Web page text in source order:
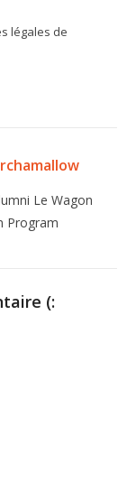
légales de
Le Wagon
Program
(: